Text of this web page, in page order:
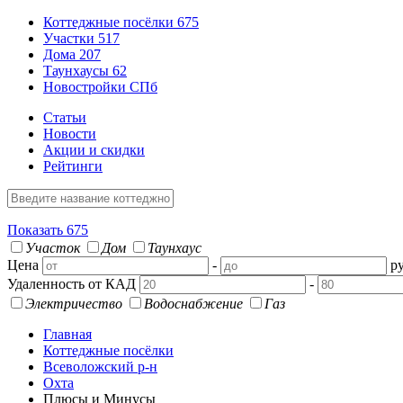
Коттеджные посёлки 675
Участки 517
Дома 207
Таунхаусы 62
Новостройки СПб
Статьи
Новости
Акции и скидки
Рейтинги
Показать 675
Участок
Дом
Таунхаус
Цена
-
Удаленность от КАД
-
Электричество
Водоснабжение
Газ
Главная
Коттеджные посёлки
Всеволожский р-н
Охта
Плюсы и Минусы